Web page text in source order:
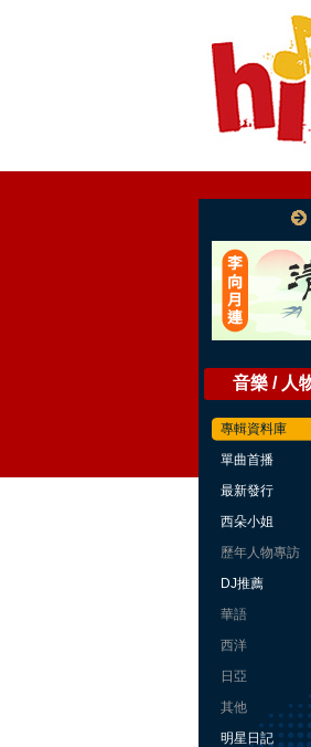
音樂 / 人
專輯資料庫
單曲首播
最新發行
西朵小姐
歷年人物專訪
DJ推薦
華語
西洋
日亞
其他
明星日記